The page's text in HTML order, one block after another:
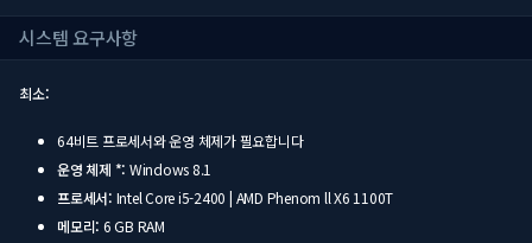
시스템 요구사항
최소:
64비트 프로세서와 운영 체제가 필요합니다
운영 체제 *: Windows 8.1
프로세서: Intel Core i5-2400 | AMD Phenom ll X6 1100T
메모리: 6 GB RAM